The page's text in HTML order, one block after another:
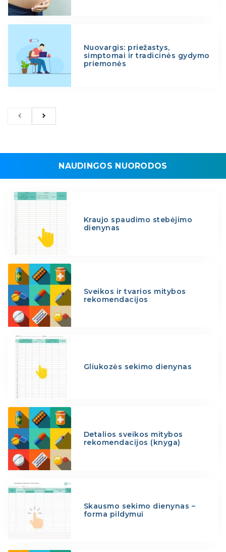
Nuovargis: priežastys,
simptomai ir tradicinės gydymo
priemonės
NAUDINGOS NUORODOS
Kraujo spaudimo stebėjimo
dienynas
Sveikos ir tvarios mitybos
rekomendacijos
Gliukozės sekimo dienynas
Detalios sveikos mitybos
rekomendacijos (knyga)
Skausmo sekimo dienynas –
forma pildymui